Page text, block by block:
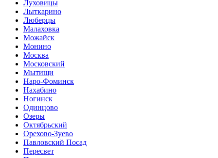
Луховицы
Лыткарино
Люберцы
Малаховка
Можайск
Монино
Москва
Московский
Мытищи
Наро-Фоминск
Нахабино
Ногинск
Одинцово
Озеры
Октябрьский
Орехово-Зуево
Павловский Посад
Пересвет